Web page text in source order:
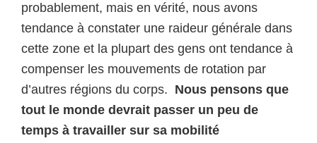
probablement, mais en vérité, nous avons
tendance à constater une raideur générale dans
cette zone et la plupart des gens ont tendance à
compenser les mouvements de rotation par
d’autres régions du corps. Nous pensons que
tout le monde devrait passer un peu de
temps à travailler sur sa mobilité